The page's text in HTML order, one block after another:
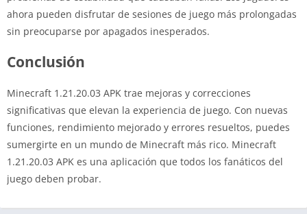
ahora pueden disfrutar de sesiones de juego más prolongadas
sin preocuparse por apagados inesperados.
Conclusión
Minecraft 1.21.20.03 APK trae mejoras y correcciones
significativas que elevan la experiencia de juego. Con nuevas
funciones, rendimiento mejorado y errores resueltos, puedes
sumergirte en un mundo de Minecraft más rico. Minecraft
1.21.20.03 APK es una aplicación que todos los fanáticos del
juego deben probar.